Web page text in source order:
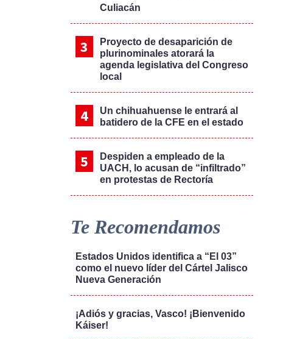
Culiacán
Proyecto de desaparición de
plurinominales atorará la
agenda legislativa del Congreso
local
Un chihuahuense le entrará al
batidero de la CFE en el estado
Despiden a empleado de la
UACH, lo acusan de “infiltrado”
en protestas de Rectoría
Te Recomendamos
Estados Unidos identifica a “El 03”
como el nuevo líder del Cártel Jalisco
Nueva Generación
¡Adiós y gracias, Vasco! ¡Bienvenido
Káiser!